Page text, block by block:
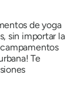
de yoga
sin importar la
Te